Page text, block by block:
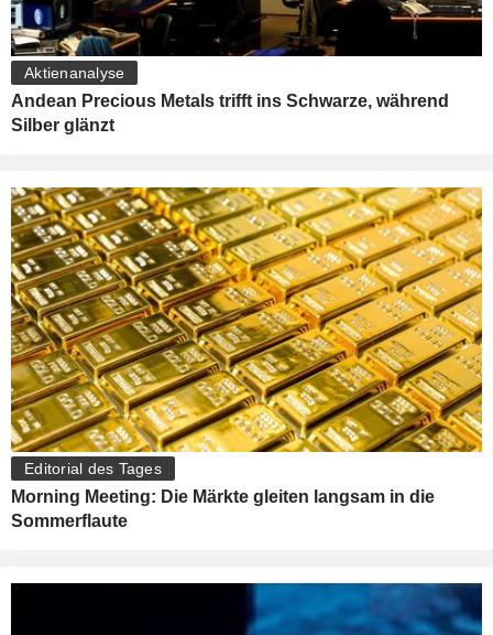
Aktienanalyse
Andean Precious Metals trifft ins Schwarze, während
Silber glänzt
Editorial des Tages
Morning Meeting: Die Märkte gleiten langsam in die
Sommerflaute